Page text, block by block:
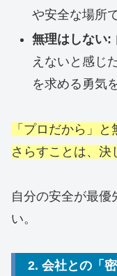
や安全な場所
無理はしない:
えないと感じ
を求める勇気
「プロだから」
さらすことは、決
自分の安全が最優
い。
2. 会社との「